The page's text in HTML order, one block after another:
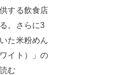
する飲食店
。さらに3
た米粉めん
イト）」の
む